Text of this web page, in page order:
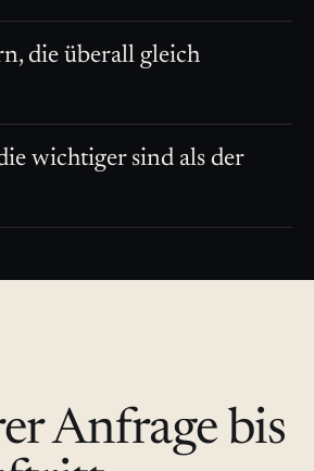
die überall gleich
wichtiger sind als der
Anfrage bis